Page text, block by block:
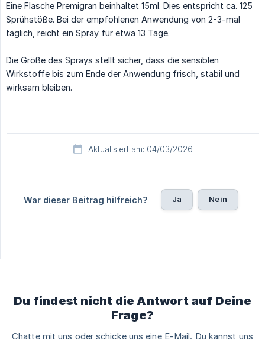
Eine Flasche Premigran beinhaltet 15ml. Dies entspricht ca. 125
Sprühstöße. Bei der empfohlenen Anwendung von 2-3-mal
täglich, reicht ein Spray für etwa 13 Tage.
Die Größe des Sprays stellt sicher, dass die sensiblen
Wirkstoffe bis zum Ende der Anwendung frisch, stabil und
wirksam bleiben.
Aktualisiert am: 04/03/2026
War dieser Beitrag hilfreich? Ja Nein
Du findest nicht die Antwort auf Deine
Frage?
Chatte mit uns oder schicke uns eine E-Mail. Du kannst uns